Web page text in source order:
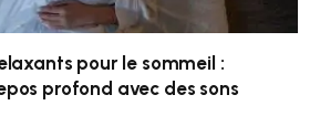
pour le sommeil :
profond avec des sons